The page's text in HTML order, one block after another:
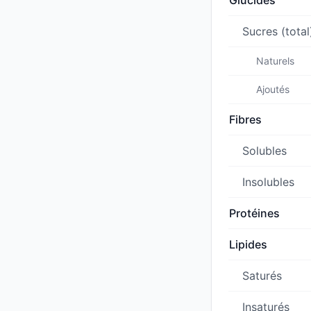
Sucres
Naturels
Ajoutés
Fibres
Solubles
Insolubles
Protéines
Lipides
Saturés
Insaturés